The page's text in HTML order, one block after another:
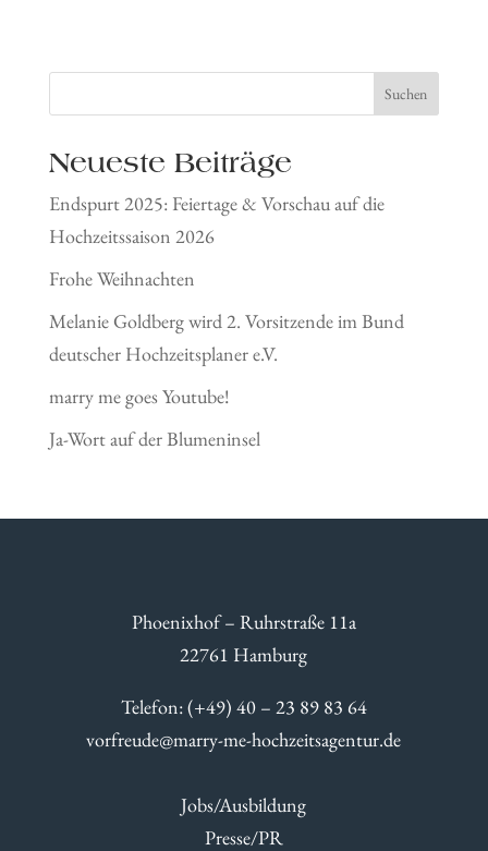
Suchen
Neueste Beiträge
Endspurt 2025: Feiertage & Vorschau auf die
Hochzeitssaison 2026
Frohe Weihnachten
Melanie Goldberg wird 2. Vorsitzende im Bund
deutscher Hochzeitsplaner e.V.
marry me goes Youtube!
Ja-Wort auf der Blumeninsel
Phoenixhof – Ruhrstraße 11a
22761 Hamburg
Telefon: (+49) 40 – 23 89 83 64
vorfreude@marry-me-hochzeitsagentur.de
Jobs/Ausbildung
Presse/PR